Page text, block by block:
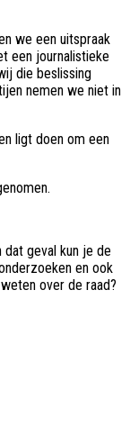
we een uitspraak
een journalistieke
die beslissing
nemen we niet in
ligt doen om een
geval kun je de
en ook
over de raad?